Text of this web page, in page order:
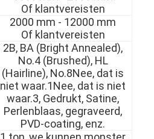
Of klantvereisten
2000 mm - 12000 mm
Of klantvereisten
2B, BA (Bright Annealed),
No.4 (Brushed), HL
(Hairline), No.8Nee, dat is
niet waar.1Nee, dat is niet
waar.3, Gedrukt, Satine,
Perlenblaas, gegraveerd,
PVD-coating, enz.